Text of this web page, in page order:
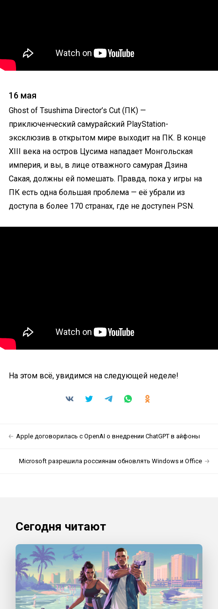
16 мая
Ghost of Tsushima Director’s Cut (ПК) —
приключенческий самурайский PlayStation-
эксклюзив в открытом мире выходит на ПК. В конце
XIII века на остров Цусима нападает Монгольская
империя, и вы, в лице отважного самурая Дзина
Сакая, должны ей помешать. Правда, пока у игры на
ПК есть одна большая проблема — её убрали из
доступа в более 170 странах, где не доступен PSN.
На этом всё, увидимся на следующей неделе!
Apple договорилась с OpenAI о внедрении ChatGPT в айфоны
Microsoft разрешила россиянам обновлять Windows и Office
Сегодня читают